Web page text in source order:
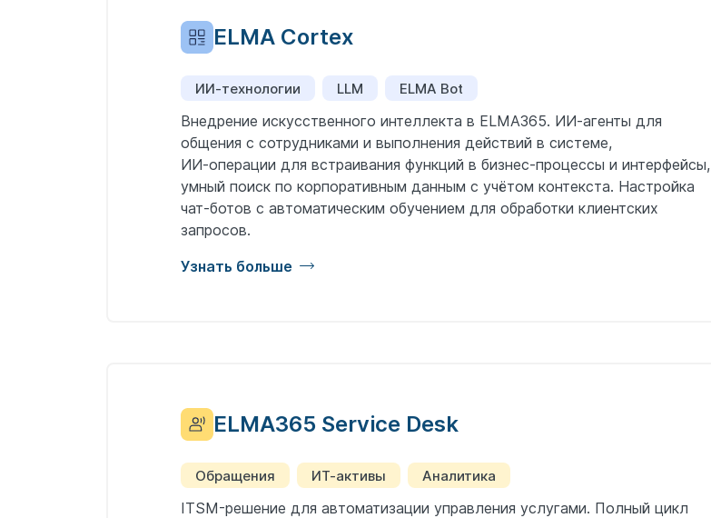
ELMA Cortex
ИИ-технологии LLM ELMA Bot
Внедрение искусственного интеллекта в ELMA365. ИИ-агенты для
общения с сотрудниками и выполнения действий в системе,
ИИ‑операции для встраивания функций в бизнес-процессы и интерфейсы,
умный поиск по корпоративным данным с учётом контекста. Настройка
чат-ботов с автоматическим обучением для обработки клиентских
запросов.
Узнать больше
ELMA365 Service Desk
Обращения ИТ-активы Аналитика
ITSM-решение для автоматизации управления услугами. Полный цикл